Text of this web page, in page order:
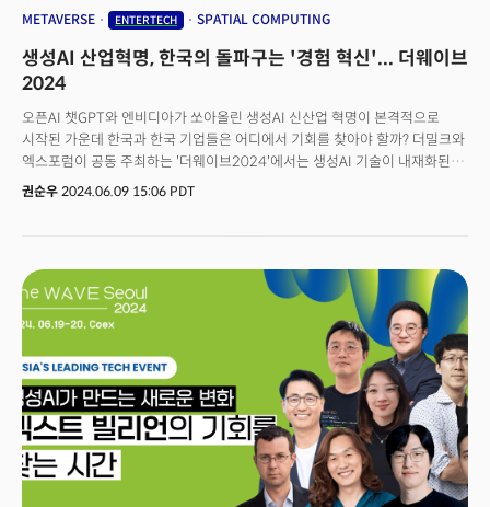
METAVERSE ENTERTECH SPATIAL COMPUTING
생성AI 산업혁명, 한국의 돌파구는 '경험 혁신'... 더웨이브
2024
오픈AI 챗GPT와 엔비디아가 쏘아올린 생성AI 신산업 혁명이 본격적으로
시작된 가운데 한국과 한국 기업들은 어디에서 기회를 찾아야 할까? 더밀크와
엑스포럼이 공동 주최하는 '더웨이브2024'에서는 생성AI 기술이 내재화된
엔터테인먼트 테크(엔터테크)와 메타버스 등의 기술이 접목된 '경험 경제
오전 10시부터 오후 5시까지 '넥스트 빌리언(Next Billion)이 온다'를 주제로
코엑스 콘퍼런스 룸(401호)에서 열린다. 올해로 2회째를 맞은 더웨이브
콘퍼런스에서는 생성 AI 열풍으로 격변의 시기를 경험하고 있는 기업과
개인을 위한 인사이트를 제공할 예정이다.👉 1차 연사 라인업 : 생성AI가
만드는 비즈니스 기회
권순우 2024.06.09 15:06 PDT